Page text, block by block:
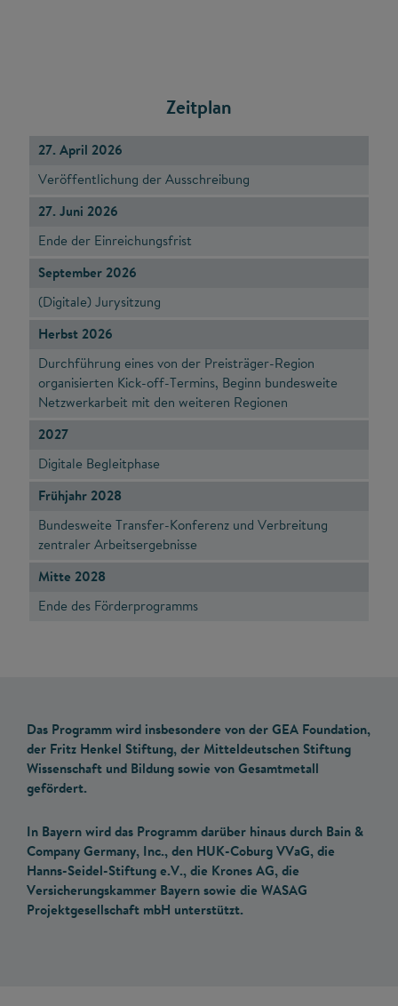
Zeitplan
27. April 2026
Veröffentlichung der Ausschreibung
27. Juni 2026
Ende der Einreichungsfrist
September 2026
(Digitale) Jurysitzung
Herbst 2026
Durchführung eines von der Preisträger-Region
organisierten Kick-off-Termins, Beginn bundesweite
Netzwerkarbeit mit den weiteren Regionen
2027
Digitale Begleitphase
Frühjahr 2028
Bundesweite Transfer-Konferenz und Verbreitung
zentraler Arbeitsergebnisse
Mitte 2028
Ende des Förderprogramms
Das Programm wird insbesondere von der GEA Foundation,
der Fritz Henkel Stiftung, der Mitteldeutschen Stiftung
Wissenschaft und Bildung sowie von Gesamtmetall
gefördert.
In Bayern wird das Programm darüber hinaus durch Bain &
Company Germany, Inc., den HUK-Coburg VVaG, die
Hanns-Seidel-Stiftung e.V., die Krones AG, die
Versicherungskammer Bayern sowie die WASAG
Projektgesellschaft mbH unterstützt.